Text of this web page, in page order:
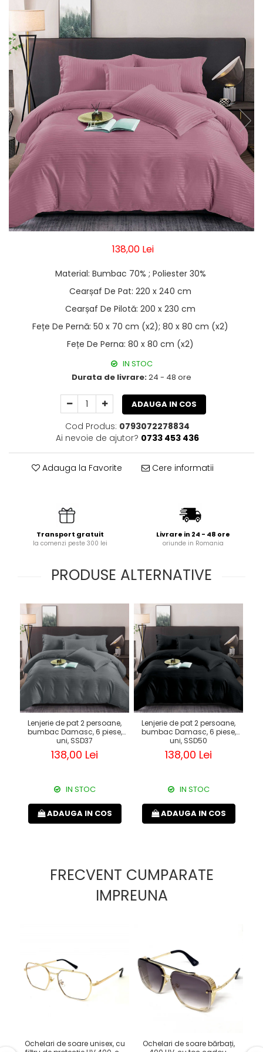
Pilote cu blăniță
138,00 Lei
Material: Bumbac 70% ; Poliester 30%
Cearșaf De Pat: 220 x 240 cm
Cearșaf De Pilotă: 200 x 230 cm
Fețe De Pernă: 50 x 70 cm (x2); 80 x 80 cm (x2)
Fețe De Perna: 80 x 80 cm (x2)
IN STOC
Durata de livrare:24 - 48 ore
ADAUGA IN COS
Cod Produs: 0793072278834
Ai nevoie de ajutor? 0733 453 436
Adauga la Favorite Cere informatii
Transport gratuit
la comenzi peste 300 lei
Livrare in 24 - 48 ore
oriunde in Romania
PRODUSE ALTERNATIVE
Lenjerie de pat 2 persoane,
bumbac Damasc, 6 piese,
uni, SSD37
138,00 Lei
IN STOC
ADAUGA IN COS
Lenjerie de pat 2 persoane,
bumbac Damasc, 6 piese,
uni, SSD50
138,00 Lei
IN STOC
ADAUGA IN COS
FRECVENT CUMPARATE
IMPREUNA
Ochelari de soare unisex, cu
Ochelari de soare bărbați,